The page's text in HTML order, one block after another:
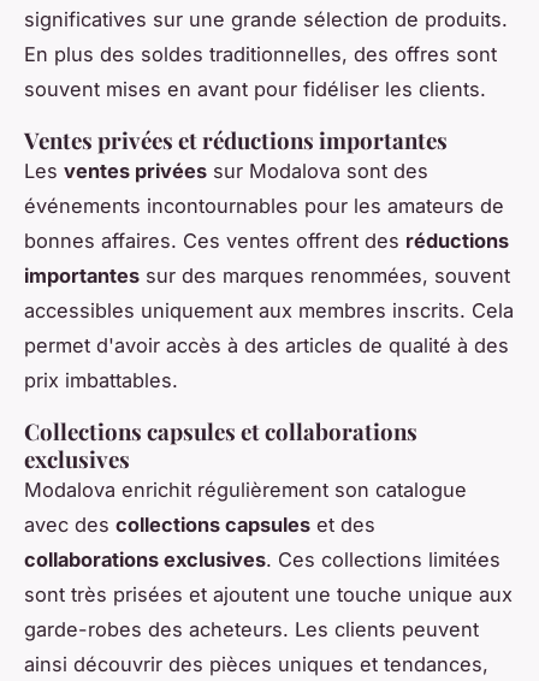
significatives sur une grande sélection de produits.
En plus des soldes traditionnelles, des offres sont
souvent mises en avant pour fidéliser les clients.
Ventes privées et réductions importantes
Les ventes privées sur Modalova sont des
événements incontournables pour les amateurs de
bonnes affaires. Ces ventes offrent des réductions
importantes sur des marques renommées, souvent
accessibles uniquement aux membres inscrits. Cela
permet d'avoir accès à des articles de qualité à des
prix imbattables.
Collections capsules et collaborations
exclusives
Modalova enrichit régulièrement son catalogue
avec des collections capsules et des
collaborations exclusives. Ces collections limitées
sont très prisées et ajoutent une touche unique aux
garde-robes des acheteurs. Les clients peuvent
ainsi découvrir des pièces uniques et tendances,